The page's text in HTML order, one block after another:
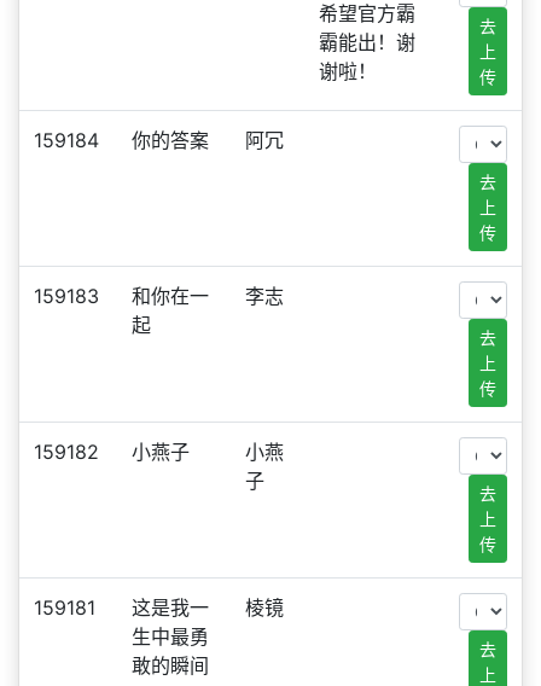
希望官方霸
霸能出！谢
谢啦！
去
上
传
159184 你的答案 阿冗
去
上
传
159183
和你在一
起
李志
去
上
传
159182 小燕子
小燕
子
去
上
传
159181
这是我一
生中最勇
敢的瞬间
棱镜
去
上